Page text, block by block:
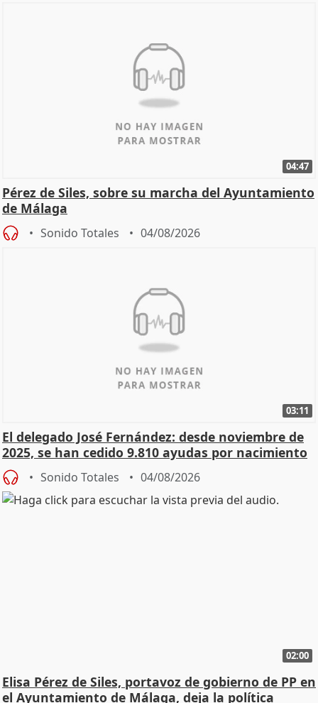
04:47
Pérez de Siles, sobre su marcha del Ayuntamiento
de Málaga
Sonido Totales 04/08/2026
03:11
El delegado José Fernández: desde noviembre de
2025, se han cedido 9.810 ayudas por nacimiento
Sonido Totales 04/08/2026
02:00
Elisa Pérez de Siles, portavoz de gobierno de PP en
el Ayuntamiento de Málaga, deja la política